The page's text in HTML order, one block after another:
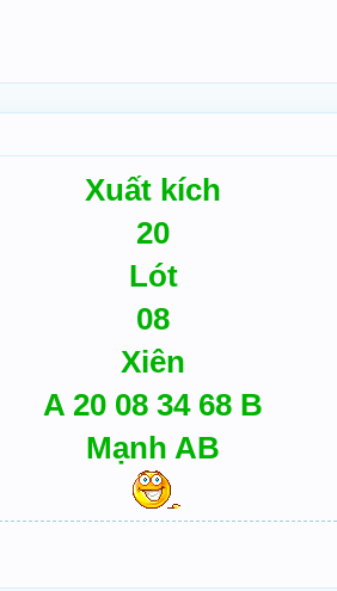
Xuất kích
20
Lót
08
Xiên
A 20 08 34 68 B
Mạnh AB